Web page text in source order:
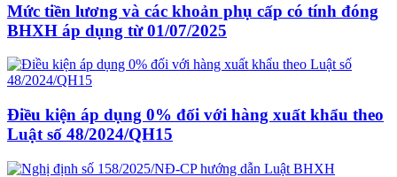
Mức tiền lương và các khoản phụ cấp có tính đóng
BHXH áp dụng từ 01/07/2025
Điều kiện áp dụng 0% đối với hàng xuất khẩu theo
Luật số 48/2024/QH15